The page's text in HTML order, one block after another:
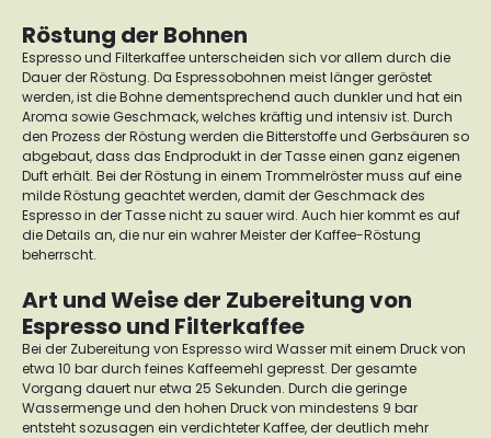
Röstung der Bohnen
Espresso und Filterkaffee unterscheiden sich vor allem durch die
Dauer der Röstung. Da Espressobohnen meist länger geröstet
werden, ist die Bohne dementsprechend auch dunkler und hat ein
Aroma sowie Geschmack, welches kräftig und intensiv ist. Durch
den Prozess der Röstung werden die Bitterstoffe und Gerbsäuren so
abgebaut, dass das Endprodukt in der Tasse einen ganz eigenen
Duft erhält. Bei der Röstung in einem Trommelröster muss auf eine
milde Röstung geachtet werden, damit der Geschmack des
Espresso in der Tasse nicht zu sauer wird. Auch hier kommt es auf
die Details an, die nur ein wahrer Meister der Kaffee-Röstung
beherrscht.
Art und Weise der Zubereitung von
Espresso und Filterkaffee
Bei der Zubereitung von Espresso wird Wasser mit einem Druck von
etwa 10 bar durch feines Kaffeemehl gepresst. Der gesamte
Vorgang dauert nur etwa 25 Sekunden. Durch die geringe
Wassermenge und den hohen Druck von mindestens 9 bar
entsteht sozusagen ein verdichteter Kaffee, der deutlich mehr